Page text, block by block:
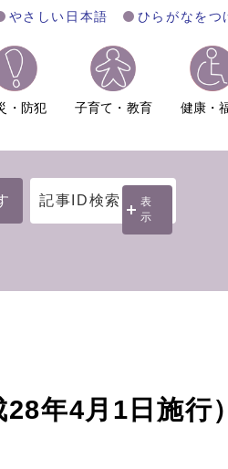
やさしい日本語 ひらがなをつ
・防犯 子育て・教育 健康・
記事ID検索
表
示
年4月1日施行